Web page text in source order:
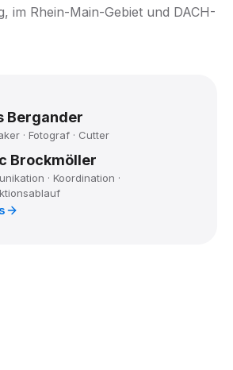
im Rhein-Main-Gebiet und DACH-
Bergander
· Fotograf · Cutter
Brockmöller
· Koordination ·